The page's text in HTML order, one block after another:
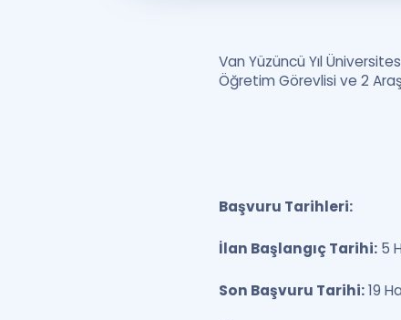
Van Yüzüncü Yıl
Öğretim Görevlisi ve 2
Başvuru Tarihleri:
İlan Başlangıç Tarihi: 5
Son Başvuru Tarihi:19